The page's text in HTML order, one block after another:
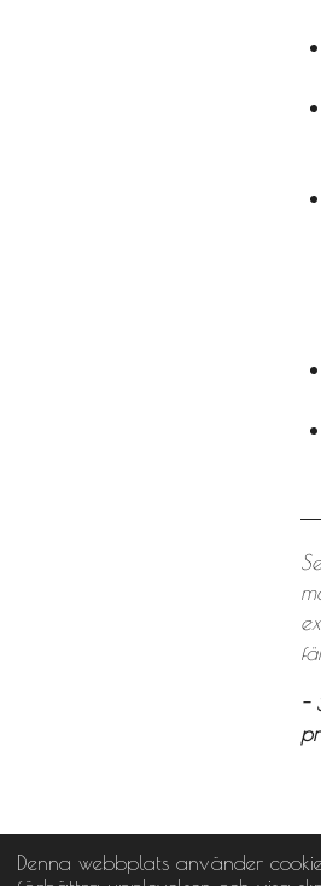
Denna webbplats använder
-